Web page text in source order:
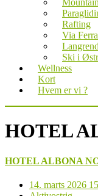
Rafting
Via
Ski i
Wellness
Kort
Hvem er vi ?
HOTEL
HOTEL ALBONA
14. marts 2026